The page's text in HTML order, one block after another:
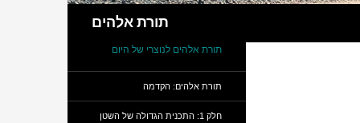
תורת אלהים
תורת אלהים לנוצרי של היום
תורת אלהים: הקדמה
חלק 1: התכנית הגדולה של השטן